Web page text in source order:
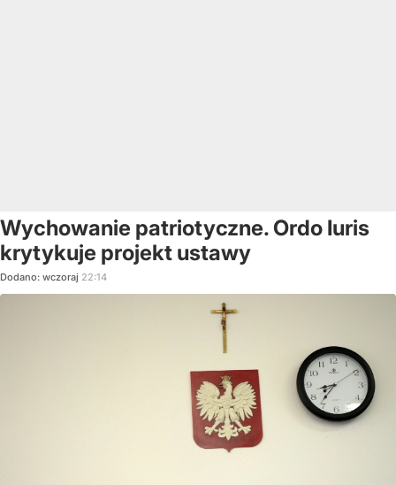
Wychowanie patriotyczne. Ordo Iuris
krytykuje projekt ustawy
Dodano: wczoraj 22:14